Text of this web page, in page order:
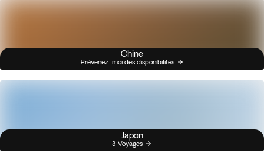
Chine
Prévenez-moi des disponibilités
Japon
3 Voyages